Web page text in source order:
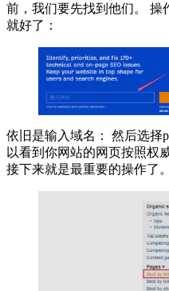
前，我们要先找到他们。 操
就好了：
依旧是输入域名： 然后选择
以看到你网站的网页按照权
接下来就是最重要的操作了。